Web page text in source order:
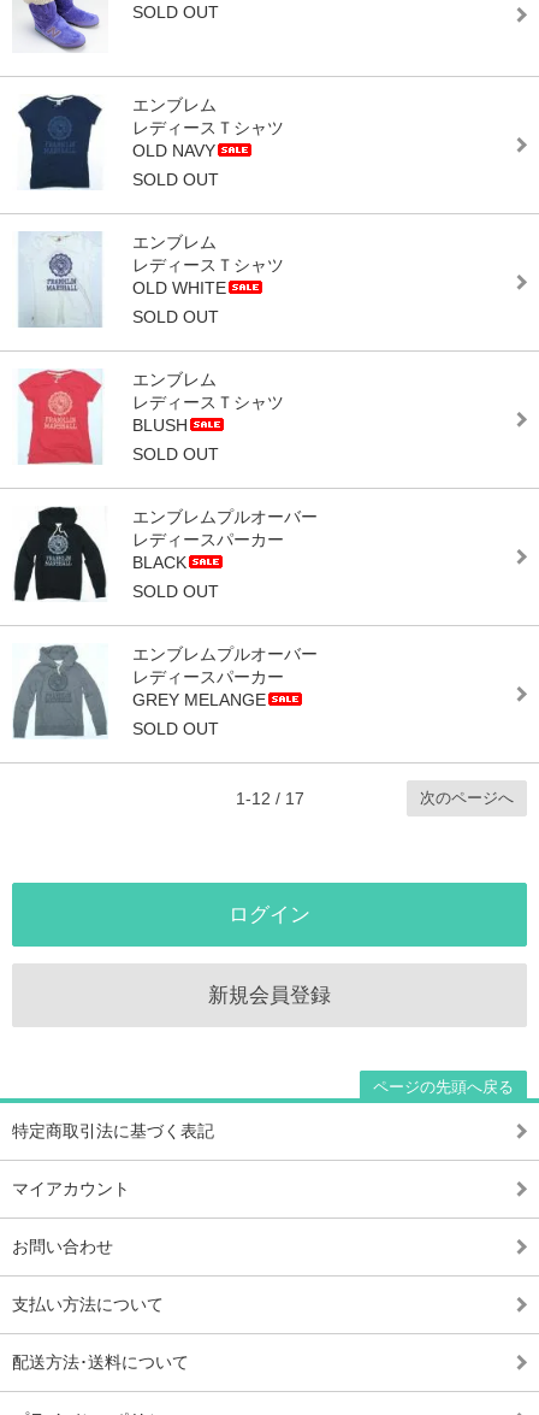
SOLD OUT
エンブレム
レディースＴシャツ
OLD NAVY
SOLD OUT
エンブレム
レディースＴシャツ
OLD WHITE
SOLD OUT
エンブレム
レディースＴシャツ
BLUSH
SOLD OUT
エンブレムプルオーバー
レディースパーカー
BLACK
SOLD OUT
エンブレムプルオーバー
レディースパーカー
GREY MELANGE
SOLD OUT
1-12 / 17 次のページへ
ログイン
新規会員登録
ページの先頭へ戻る
特定商取引法に基づく表記
マイアカウント
お問い合わせ
支払い方法について
配送方法･送料について